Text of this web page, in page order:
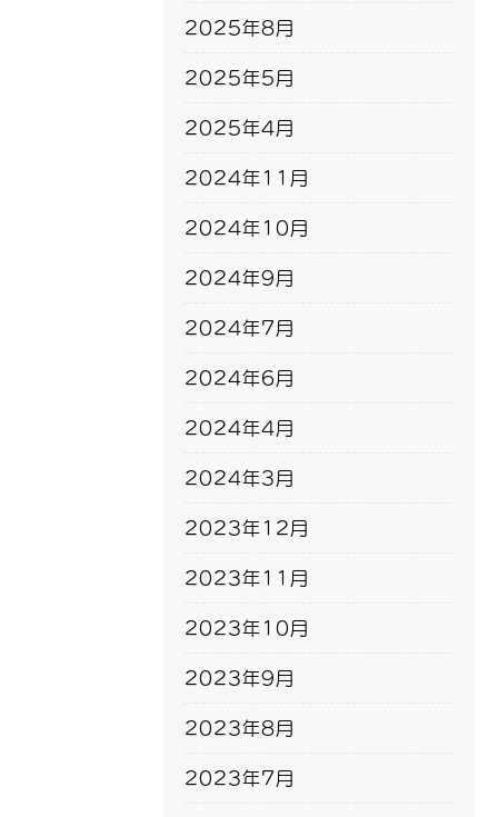
2025年8月
2025年5月
2025年4月
2024年11月
2024年10月
2024年9月
2024年7月
2024年6月
2024年4月
2024年3月
2023年12月
2023年11月
2023年10月
2023年9月
2023年8月
2023年7月